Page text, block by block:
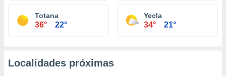
Totana
36° 22°
Yecla
34° 21°
Localidades próximas